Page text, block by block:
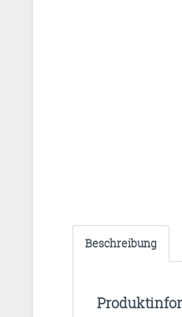
Beschreibung